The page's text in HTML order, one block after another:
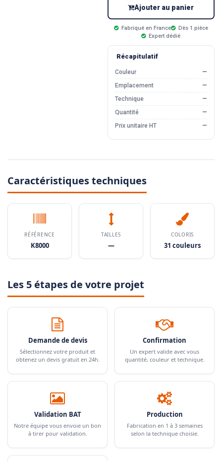
Ajouter au panier
Fabriqué en France
Dès 1 pièce
Expert dédié
Récapitulatif
Couleur
—
Emplacement
—
Technique
—
Quantité
—
Prix unitaire HT
—
Caractéristiques techniques
RÉFÉRENCE
K8000
TAILLES
—
COLORIS
31 couleurs
Les 5 étapes de votre projet
Demande de devis
Sélectionnez votre produit et
obtenez un devis gratuit en 24h.
Confirmation
Un expert valide avec vous
quantité, couleur et technique.
Validation BAT
Notre équipe vous envoie un bon
à tirer pour validation.
Production
Fabrication en 1 à 3 semaines
selon la technique choisie.